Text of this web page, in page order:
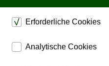
Erforderliche Cookies
dienen dem technischen
Website.
Analytische Cookies
zur Produktgruppe der
mehrere analoge und/ oder
skalieren die eingehenden
Ausgabe
Durch die Vielzahl an Eingängen